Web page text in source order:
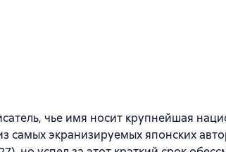
чье имя носит крупнейшая
самых экранизируемых японских